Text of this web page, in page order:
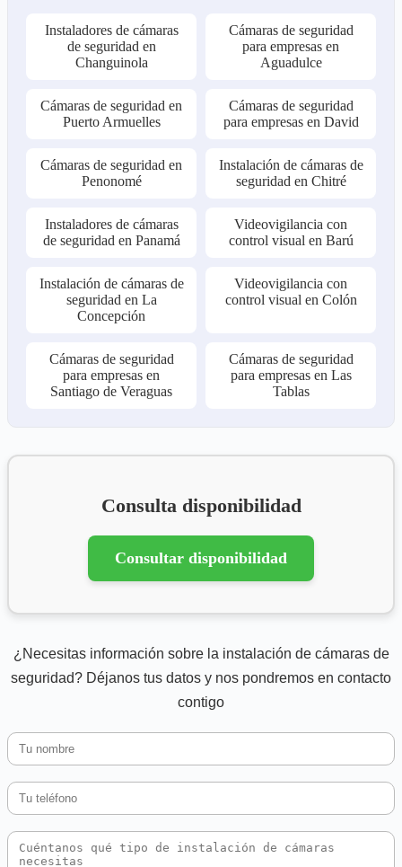
Instaladores de cámaras
de seguridad en
Changuinola
Cámaras de seguridad
para empresas en
Aguadulce
Cámaras de seguridad en
Puerto Armuelles
Cámaras de seguridad
para empresas en David
Cámaras de seguridad en
Penonomé
Instalación de cámaras de
seguridad en Chitré
Instaladores de cámaras
de seguridad en Panamá
Videovigilancia con
control visual en Barú
Instalación de cámaras de
seguridad en La
Concepción
Videovigilancia con
control visual en Colón
Cámaras de seguridad
para empresas en
Santiago de Veraguas
Cámaras de seguridad
para empresas en Las
Tablas
Consulta disponibilidad
Consultar disponibilidad
¿Necesitas información sobre la instalación de cámaras de
seguridad? Déjanos tus datos y nos pondremos en contacto
contigo